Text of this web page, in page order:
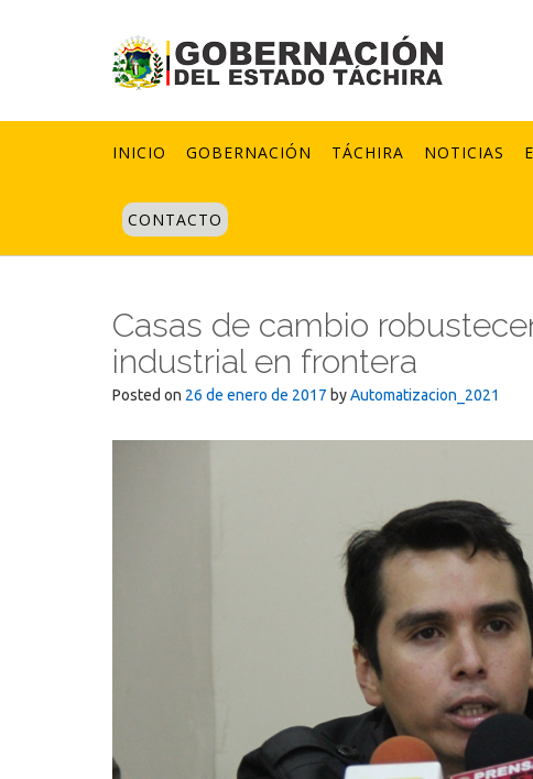
INICIO GOBERNACIÓN TÁCHIRA NOTICIAS
CONTACTO
Casas de cambio
industrial en frontera
Posted on 26 de enero de 2017 byAutomatizacion_2021